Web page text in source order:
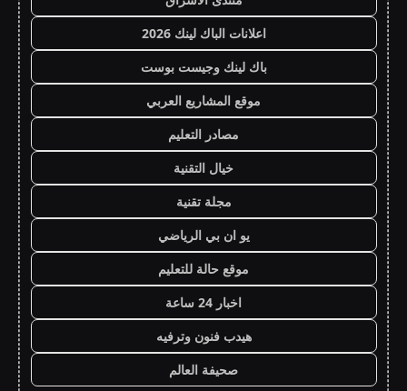
اعلانات الباك لينك 2026
باك لينك وجيست بوست
موقع المشاريع العربي
مصادر التعليم
خيال التقنية
مجلة تقنية
يو ان بي الرياضي
موقع حالة للتعليم
اخبار 24 ساعة
هيدب فنون وترفيه
صحيفة العالم